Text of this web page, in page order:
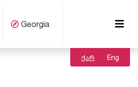
Georgia
ქარ Eng